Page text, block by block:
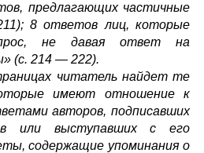
предлагающих частичные
8 ответов лиц, которые
не давая ответ на
(с. 214 — 222).
читатель найдет те
имеют отношение к
авторов, подписавших
или выступавших с его
содержащие упоминания о